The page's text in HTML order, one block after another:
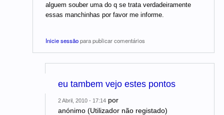
alguem souber uma do q se trata verdadeiramente
essas manchinhas por favor me informe.
Inicie sessãopara publicar comentários
eu tambem vejo estes pontos
2 Abril, 2010 - 17:14 por
anónimo (Utilizador não registado)